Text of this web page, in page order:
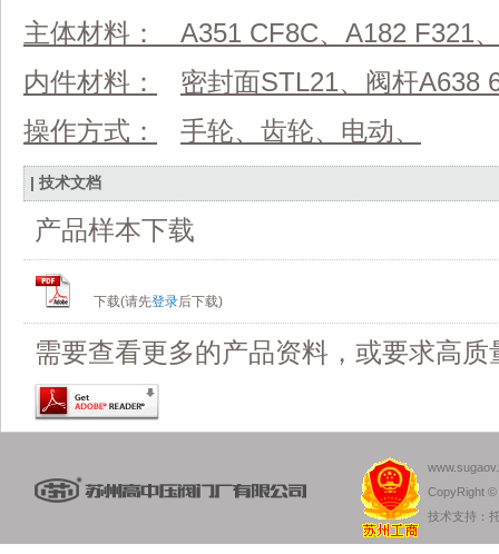
主体材料：
A351 CF8C、 A182 F321
内件材料：
密封面STL21、阀杆
操作方式：
手轮、齿轮、电动、
| 技术文档
产品样本下载
下载(请先登录后下载)
需要查看更多的产品资料，或要求高
CopyRight ©
技术支持：